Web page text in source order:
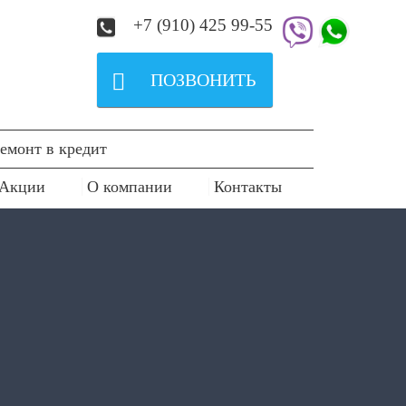
+7 (910) 425 99-55
 ПОЗВОНИТЬ
в кредит
Акции О компании Контакты